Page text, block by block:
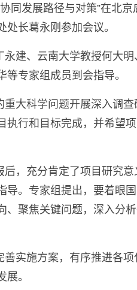
同发展路径与对策”在北
处长葛永刚参加会议。
永建、 云南大学教授何大明
等专家组成员到会指导。
大科学问题开展深入调
行和目标完成，并希望
，充分肯定了项目研究
。专家组提出，要着眼
聚焦关键问题，深入分
实施方案，有序推进各
。